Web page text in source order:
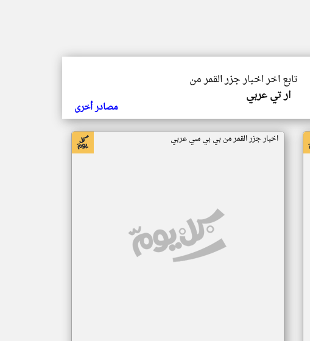
تابع اخر اخبار جزر القمر من
ار تي عربي
مصادر أخرى
اخبار جزر القمر من بي بي سي عربي